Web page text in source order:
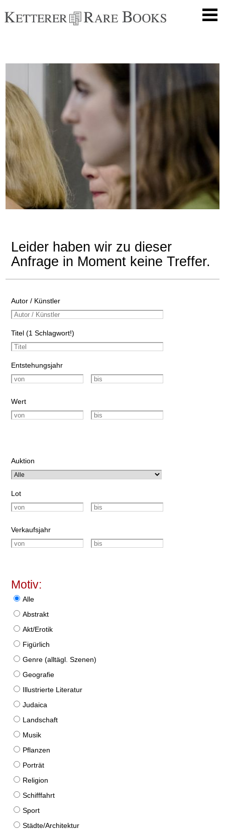
Leider haben wir zu dieser
Anfrage in Moment keine Treffer.
Autor / Künstler
Titel (1 Schlagwort!)
Entstehungsjahr
Wert
Auktion
Lot
Verkaufsjahr
Motiv:
Alle
Abstrakt
Akt/Erotik
Figürlich
Genre (alltägl. Szenen)
Geografie
Illustrierte Literatur
Judaica
Landschaft
Musik
Pflanzen
Porträt
Religion
Schifffahrt
Sport
Städte/Architektur